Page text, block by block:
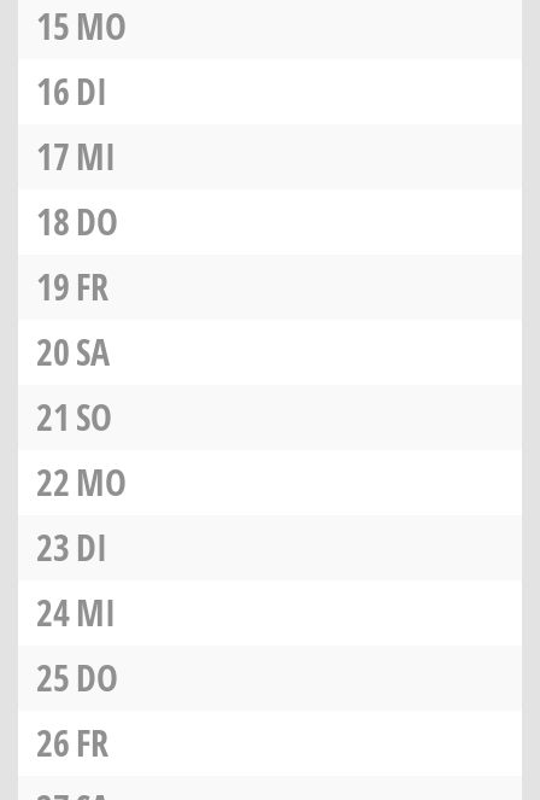
15MO
16DI
17MI
18DO
19FR
20SA
21 SO
22MO
23DI
24MI
25DO
26FR